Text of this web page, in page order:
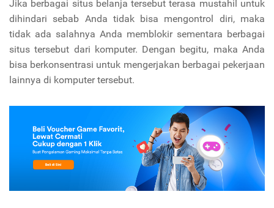
Jika berbagai situs belanja tersebut terasa mustahil untuk
dihindari sebab Anda tidak bisa mengontrol diri, maka
tidak ada salahnya Anda memblokir sementara berbagai
situs tersebut dari komputer. Dengan begitu, maka Anda
bisa berkonsentrasi untuk mengerjakan berbagai pekerjaan
lainnya di komputer tersebut.